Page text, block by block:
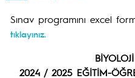
Sınav programını excel
tıklayınız.
2024 / 2025 EĞİTİM-